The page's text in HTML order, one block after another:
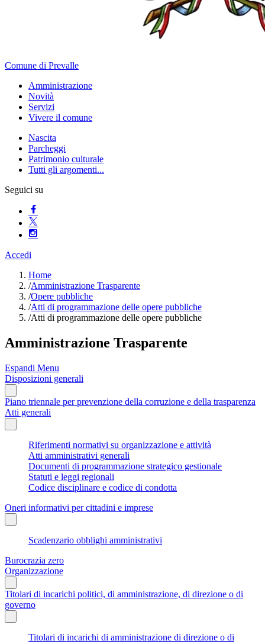
Comune di Prevalle
Amministrazione
Novità
Servizi
Vivere il comune
Nascita
Parcheggi
Patrimonio culturale
Tutti gli argomenti...
Seguici su
Accedi
Home
/Amministrazione Trasparente
/Opere pubbliche
/Atti di programmazione delle opere pubbliche
/Atti di programmazione delle opere pubbliche
Amministrazione Trasparente
Espandi Menu
Disposizioni generali
Piano triennale per prevenzione della corruzione e della trasparenza
Atti generali
Riferimenti normativi su organizzazione e attività
Atti amministrativi generali
Documenti di programmazione strategico gestionale
Statuti e leggi regionali
Codice disciplinare e codice di condotta
Oneri informativi per cittadini e imprese
Scadenzario obblighi amministrativi
Burocrazia zero
Organizzazione
Titolari di incarichi politici, di amministrazione, di direzione o di
governo
Titolari di incarichi di amministrazione di direzione o di